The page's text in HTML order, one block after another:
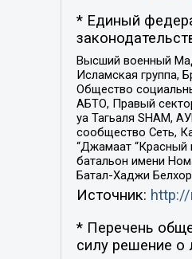
* Единый
Высший военный
Исламская группа,
Общество
АБТО, Правый
уа Тагьаля SHAM,
сообщество Сеть,
“Джамаат “Красный
батальон имени
Батал-Хаджи
Источник:
* Перечень
силу решение о